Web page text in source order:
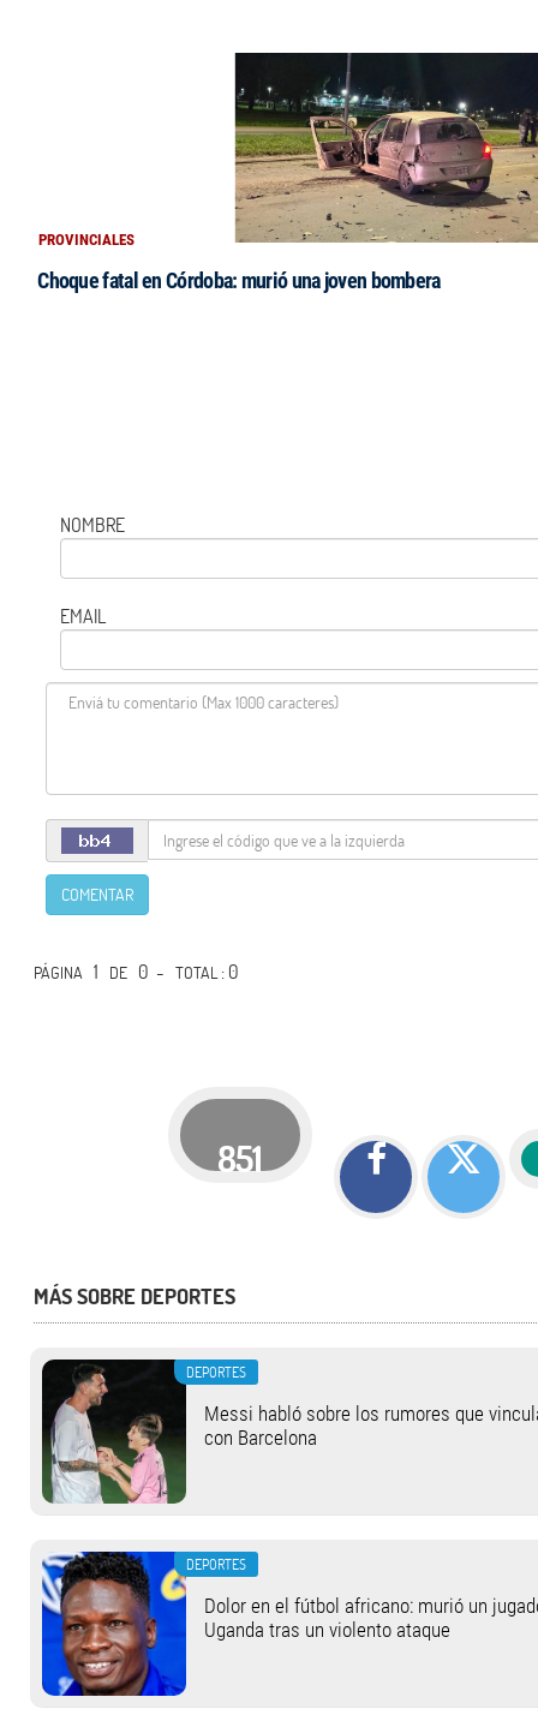
PROVINCIALES
Choque fatal en Córdoba: murió una joven bombera
NOMBRE
EMAIL
COMENTAR
PÁGINA 1 DE 0 -TOTAL: 0
851
MÁS SOBRE DEPORTES
DEPORTES
Messi habló sobre los rumores que
con Barcelona
DEPORTES
Dolor en el fútbol africano: murió un
Uganda tras un violento ataque